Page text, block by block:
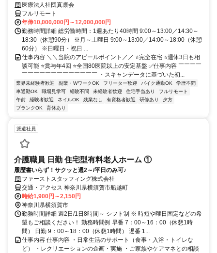
医療法人社団真凛会
フルリモート
年俸10,000,000円～12,000,000円
勤務時間詳細 総労働時間：1週あたり40時間 9:00～13:00／14:30～
18:30（休憩90分） ※月～土曜日 9:00～13:00／14:00～18:00（休憩
60分） ※日曜日・祝日 ...
仕事内容 ＼＼当院のアピールポイント／／ ⭐完全在宅 ⭐週休3日も相
談可能 ⭐賞与年4回 ⭐全国80医院以上の安定基盤 ✅仕事内容 ￣￣￣￣
￣￣￣￣￣￣￣￣￣￣￣￣￣ ・スキャンデータに基づいた初...
業界未経験者歓迎 副業・WワークOK フリーター歓迎 バイク通勤OK
学歴不問
車通勤OK
職場見学可 経験不問 未経験者歓迎 住宅手当あり
フルリモート
午前
経験者歓迎 ネイルOK 残業なし 有資格者歓迎 研修あり
夕方
ブランクOK
育休あり
派遣社員
介護職員 日勤 住宅型有料老人ホーム ①
履歴書いらず！サクッと週2～/平日のみ可♪
ファーストスタッフィング株式会社
交通・アクセス 神奈川県横須賀市船越町
時給1,900円～2,150円
神奈川県横須賀市
勤務時間詳細 週2日/1日8時間～ シフト制 ※ 時短や曜日固定などの希
望もご相談ください！ 勤務時間例 早番 7：00～16：00（休憩1時
間） 日勤 9：00～18：00（休憩1時間） 遅番 1...
仕事内容 仕事内容 ・日常生活のサポート（食事・入浴・トイレな
ど） ・レクリエーションの企画・実施 ・ご家族やケアマネとの相談